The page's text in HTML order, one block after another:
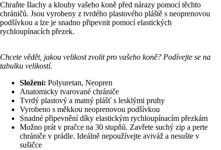
Chraňte šlachy a klouby vašeho koně před nárazy pomocí těchto
chráničů. Jsou vyrobeny z tvrdého plastového pláště s neoprenovou
podšívkou a lze je snadno připevnit pomocí elastických
rychloupínacích přezek.
Chcete vědět, jakou velikost zvolit pro vašeho koně? Podívejte se na
tabulku velikostí.
Složení: Polyuretan, Neopren
Anatomicky tvarované chrániče
Tvrdý plastový a matný plášť s lesklými pruhy
Vyrobeno s měkkou neoprenovou podšívkou
Snadné připevnění díky elastickým rychloupínacím přezkám
Možno prát v pračce na 30 stupňů. Zavřete suchý zip a perte
chrániče v prádle. Ideálně nepoužívejte aviváž a nesušte v
sušičce